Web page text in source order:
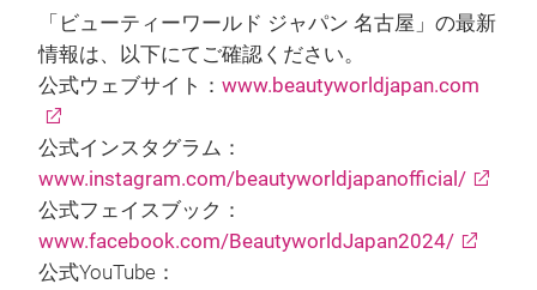
「ビューティーワールド ジャパン 名古屋」の最新
情報は、以下にてご確認ください。
公式ウェブサイト： www.beautyworldjapan.com
公式インスタグラム：
www.instagram.com/beautyworldjapanofficial/
公式フェイスブック：
www.facebook.com/BeautyworldJapan2024/
公式YouTube：